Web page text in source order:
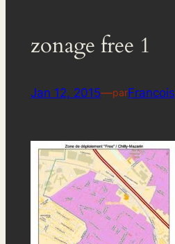
zonage free 1
Jan 12, 2015—parFrancois